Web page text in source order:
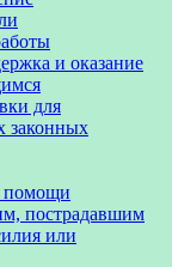
и оказание
для
законных
помощи
пострадавшим
или